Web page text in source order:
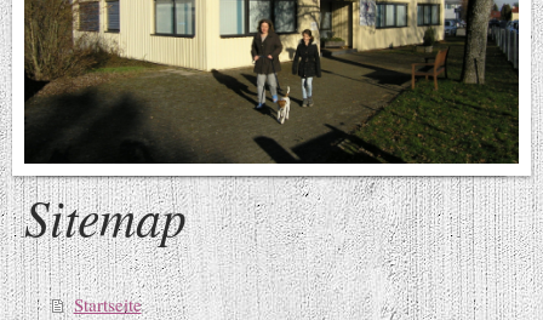
Sitemap
Startseite